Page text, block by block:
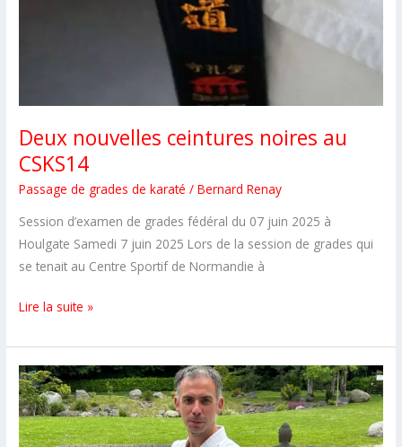
Deux nouvelles ceintures noires au
CSKS14
Passage de grades de karaté /Bernard Renay
Session d’examen de grades fédéral du 07 juin 2025 à
Houlgate Samedi 7 juin 2025 Lors de la session de grades qui
se tenait au Centre Sportif de Normandie à
Deux
ceintures
noires
au
CSKS14
Lire la suite »